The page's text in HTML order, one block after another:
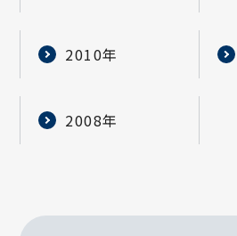
2010年
2008年